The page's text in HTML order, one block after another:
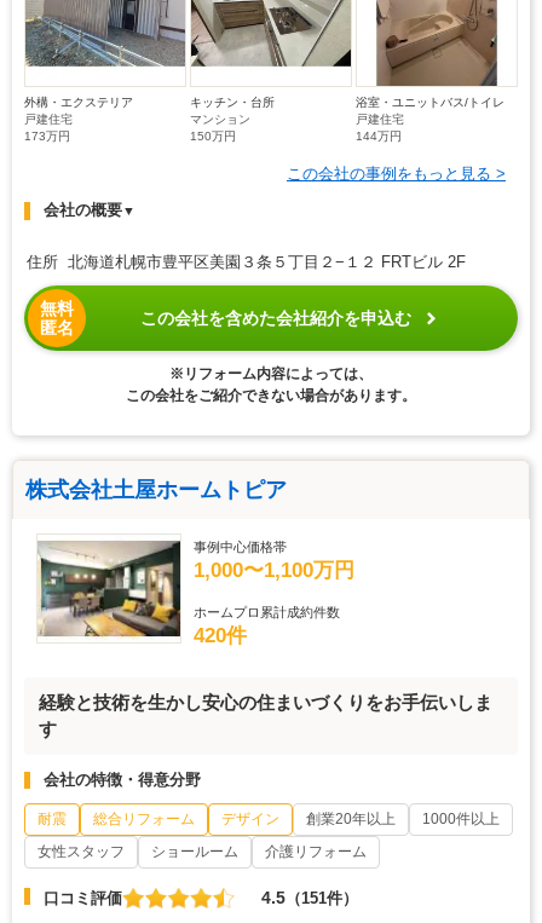
外構・エクステリア
戸建住宅
173万円
キッチン・台所
マンション
150万円
浴室・ユニットバス/トイレ
戸建住宅
144万円
この会社の事例をもっと見る >
会社の概要▼
住所 北海道札幌市豊平区美園３条５丁目２−１２ FRTビル 2F
無料
匿名
この会社を含めた会社紹介を申込む
※リフォーム内容によっては、
この会社をご紹介できない場合があります。
株式会社土屋ホームトピア
事例中心価格帯
1,000〜1,100万円
ホームプロ累計成約件数
420件
経験と技術を生かし安心の住まいづくりをお手伝いしま
す
会社の特徴・得意分野
耐震 総合リフォーム デザイン 創業20年以上
1000件以上
女性スタッフ
ショールーム 介護リフォーム
口コミ評価 4.5 （151件）